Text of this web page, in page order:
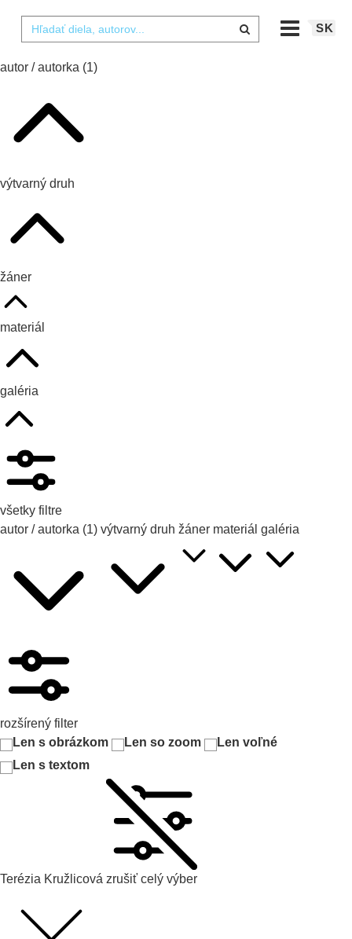
SK
autor / autorka (1)
výtvarný druh
žáner
materiál
galéria
všetky filtre
autor / autorka (1) výtvarný druh žáner materiál galéria
rozšírený filter
Len s obrázkom
Len so zoom
Len voľné
Len s textom
Terézia Kružlicová zrušiť celý výber